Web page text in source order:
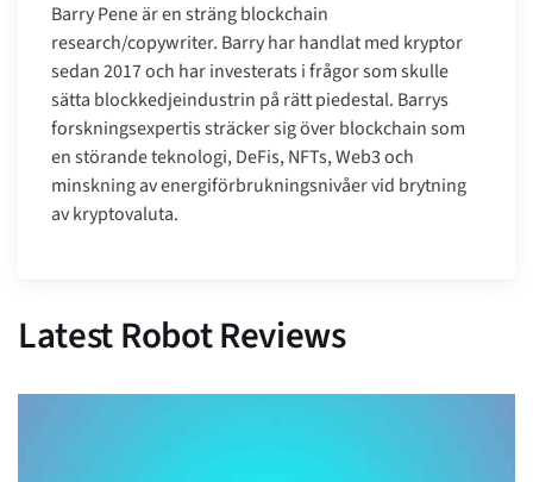
Barry Pene är en sträng blockchain
research/copywriter. Barry har handlat med kryptor
sedan 2017 och har investerats i frågor som skulle
sätta blockkedjeindustrin på rätt piedestal. Barrys
forskningsexpertis sträcker sig över blockchain som
en störande teknologi, DeFis, NFTs, Web3 och
minskning av energiförbrukningsnivåer vid brytning
av kryptovaluta.
Latest Robot Reviews